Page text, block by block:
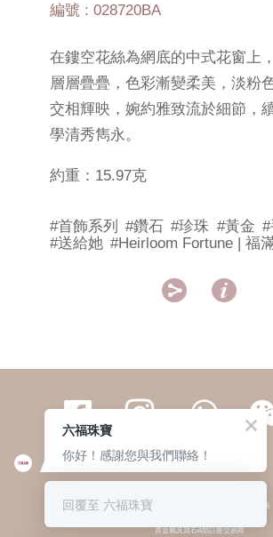
編號 : 028720BA
在鏤空花絲為網底的中式花窗上
層層疊疊，色彩漸變柔美，淡粉
交相輝映，婉約雅致流於細節，
學清秀雋永。
約重：15.97克
#首飾系列 #鑽石 #珍珠 #黃金
#送給她 #Heirloom Fortune | 福
 
繁體 | 簡体
© 六福集團 版權所有 不得轉載 私隱政策
貴金屬及寶石A類註冊交易商
六福珠寶
你好！感謝您與我們聯絡！
回覆至 六福珠寶